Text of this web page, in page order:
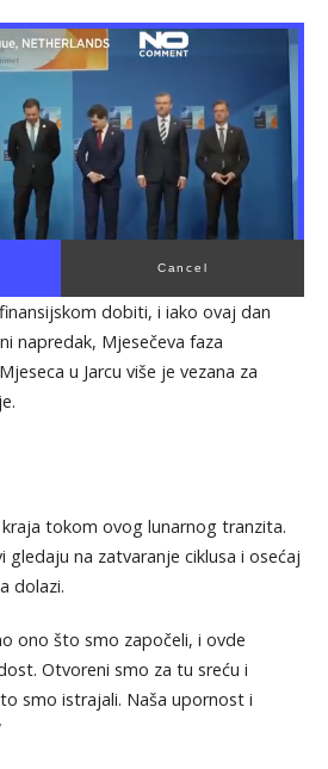
Cancel
dobiti, i iako ovaj dan
napredak, Mjesečeva faza
u Jarcu više je vezana za
tokom ovog lunarnog tranzita.
gledaju na zatvaranje ciklusa i osećaj
dolazi.
ono što smo započeli, i ovde
Otvoreni smo za tu sreću i
smo istrajali. Naša upornost i